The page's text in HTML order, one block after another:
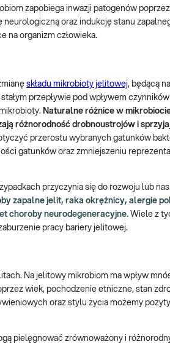
zapobiega inwazji patogenów
oraz indukcję stanu
na organizm człowieka.
składu mikrobioty jelitowej, będącą
przepływie pod wpływem
Naturalne różnice w
różnorodność drobnoustrojów i
przerostu wybranych gatunków
gatunków oraz zmniejszeniu
przyczynia się do rozwoju lub
zapalne jelit, raka okrężnicy, alergie
choroby neurodegeneracyjne. Wiele z
pracy bariery jelitowej.
Na jelitowy mikrobiom ma wpływ
wiek, pochodzenie etniczne, stan
oraz stylu życia możemy
pielęgnować zrównoważony i